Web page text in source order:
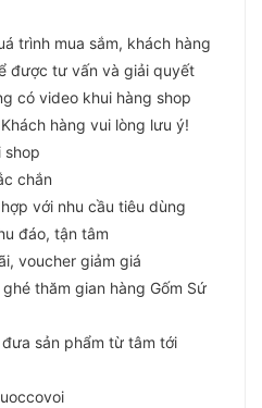
trình mua sắm, khách hàng
được tư vấn và giải quyết
có video khui hàng shop
hàng vui lòng lưu ý!
shop
chắn
với nhu cầu tiêu dùng
đáo, tận tâm
voucher giảm giá
thăm gian hàng Gốm Sứ
sản phẩm từ tâm tới